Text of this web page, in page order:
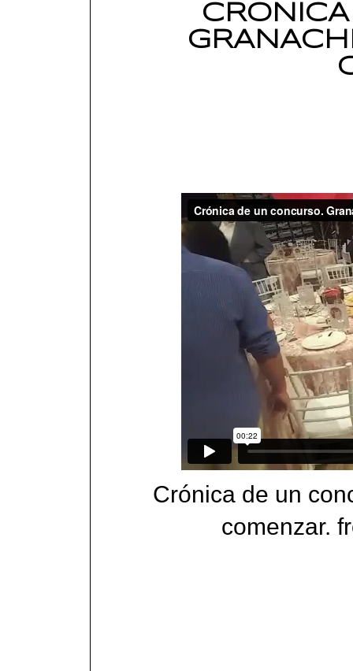
Crónica de un
comenzar.